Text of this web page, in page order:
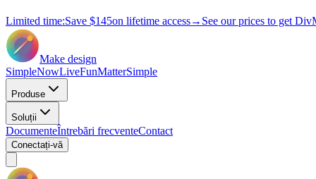
Limited time:Save $145on lifetime access→ See our prices to get
Make design
SimpleNowLiveFunMatterSimple
Produse
Soluții
DocumenteÎntrebări frecventeContact
Conectați-vă